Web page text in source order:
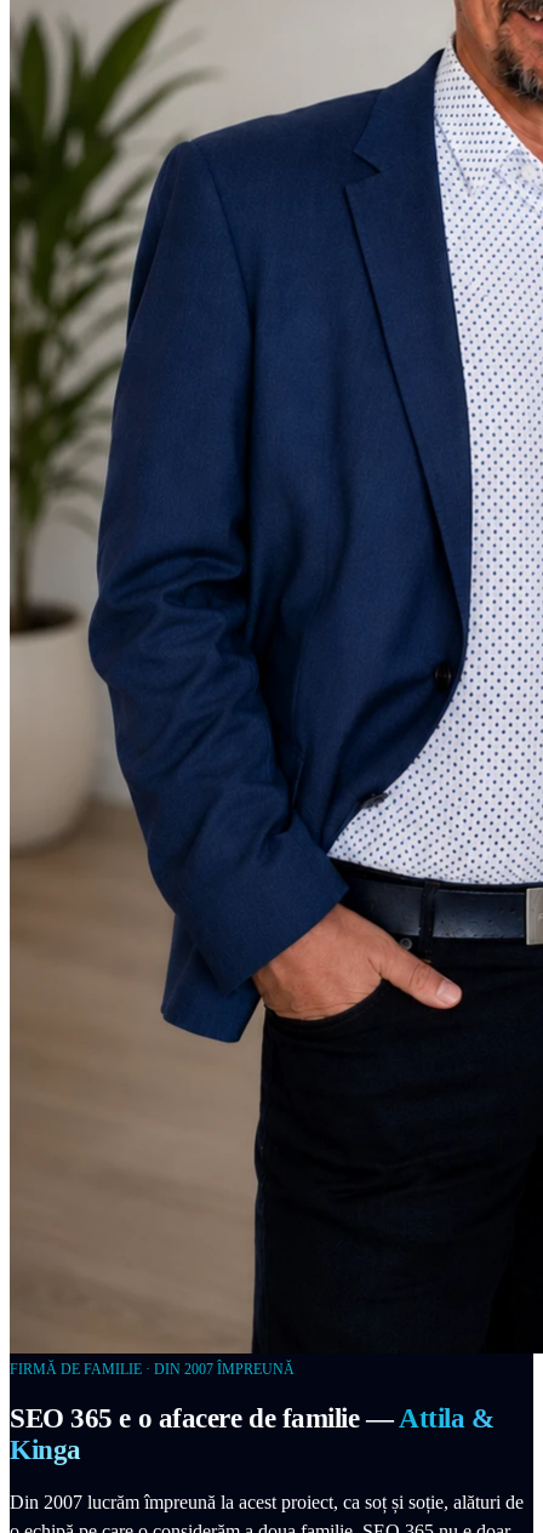
FIRMĂ DE FAMILIE · DIN 2007 ÎMPREUNĂ
SEO 365 e o afacere de familie —Attila &
Kinga
Din 2007 lucrăm împreună la acest proiect, ca soț și soție, alături de